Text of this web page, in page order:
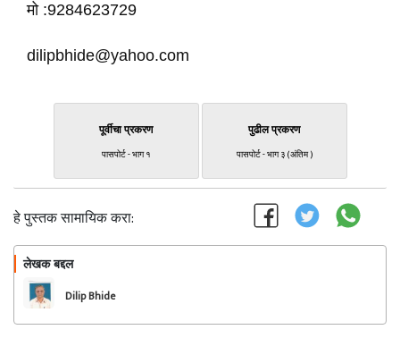
मो :9284623729
dilipbhide@yahoo.com
पूर्वीचा प्रकरण
पासपोर्ट - भाग १
पुढील प्रकरण
पासपोर्ट - भाग ३ (अंतिम )
हे पुस्तक सामायिक करा:
लेखक बद्दल
Dilip Bhide